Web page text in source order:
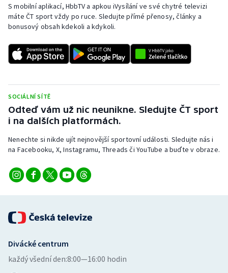
S mobilní aplikací, HbbTV a apkou iVysílání ve své chytré televizi
máte ČT sport vždy po ruce. Sledujte přímé přenosy, články a
bonusový obsah kdekoli a kdykoli.
SOCIÁLNÍ SÍTĚ
Odteď vám už nic neunikne. Sledujte ČT sport
i na dalších platformách.
Nenechte si nikde ujít nejnovější sportovní události. Sledujte nás i
na Facebooku, X, Instagramu, Threads či YouTube a buďte v obraze.
Divácké centrum
každý všední den:8:00—16:00 hodin